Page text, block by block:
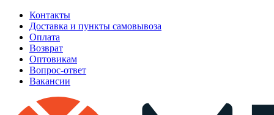
Контакты
Доставка и пункты самовывоза
Оплата
Возврат
Оптовикам
Вопрос-ответ
Вакансии